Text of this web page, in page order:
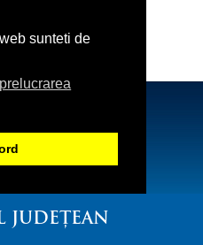
sunteti de
JUDEȚEAN